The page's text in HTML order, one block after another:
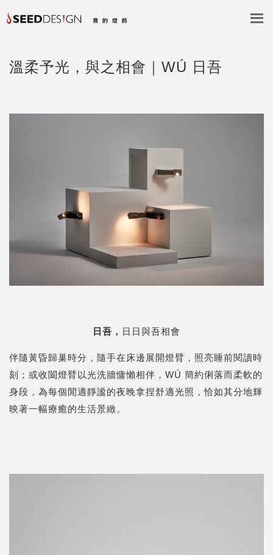
溫柔予光，與之相會｜WÚ 日吾
日吾， 日日與吾相會
伴隨黃昏歸巢時分，隨手在床邊展開燈臂，照亮睡前閱讀時
刻；或收闔燈臂以光洗牆慵懶相伴， WÚ 簡約俐落而柔軟的
身段，為每個閒適靜謐的夜晚拿捏舒適光照，恰如其分地輝
映著一幅療癒的生活景緻。